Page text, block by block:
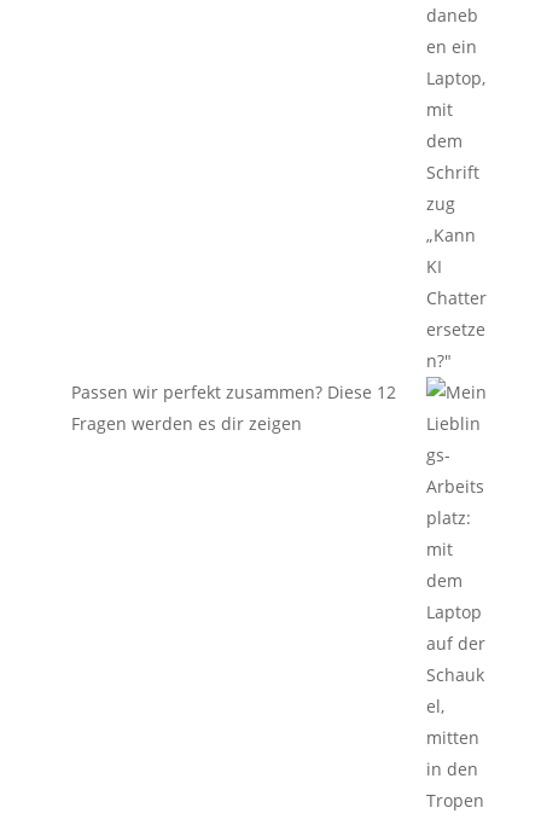
Passen wir perfekt zusammen? Diese 12
Fragen werden es dir zeigen